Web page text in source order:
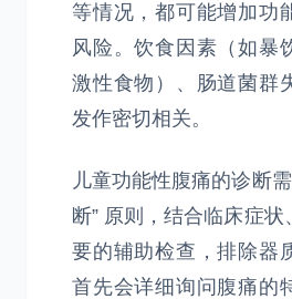
等情况，都可能增加功
风险。饮食因素（如暴
激性食物）、肠道菌群
发作密切相关。
儿童功能性腹痛的诊断
断” 原则，结合临床症
要的辅助检查，排除器
首先会详细询问腹痛的